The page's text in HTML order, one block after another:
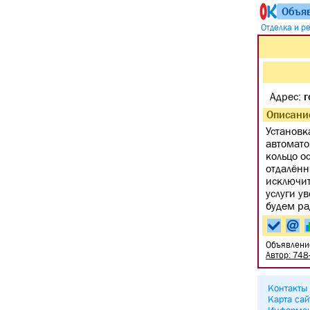
Отделка и
Адрес:
кольцо
услуги
будем
Автор:
Контакты
Карта